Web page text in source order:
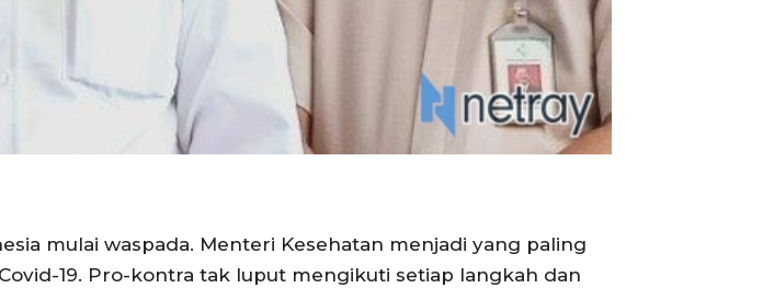
mulai waspada. Menteri Kesehatan menjadi yang paling
19. Pro-kontra tak luput mengikuti setiap langkah dan